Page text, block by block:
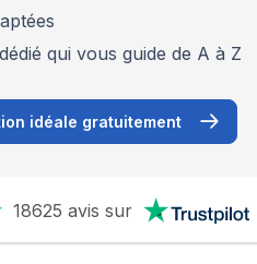
qui vous guide de A à Z
idéale gratuitement
18625 avis sur